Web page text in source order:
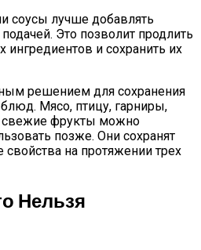
соусы лучше добавлять
Это позволит продлить
ингредиентов и сохранить их
решением для сохранения
Мясо, птицу, гарниры,
фрукты можно
позже. Они сохранят
свойства на протяжении трех
Нельзя